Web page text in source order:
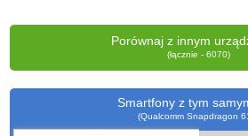
Porównaj z innym
(łącznie - 6070)
Smartfony z tym
(Qualcomm Snapdragon